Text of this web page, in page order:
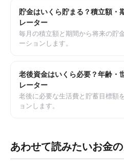
貯金はいくら貯まる？積立額・
レーター
毎月の積立額と期間から将来の貯
ーションします。
老後資金はいくら必要？年齢・
レーター
老後に必要な生活費と貯蓄目標額
ョンします。
あわせて読みたいお金